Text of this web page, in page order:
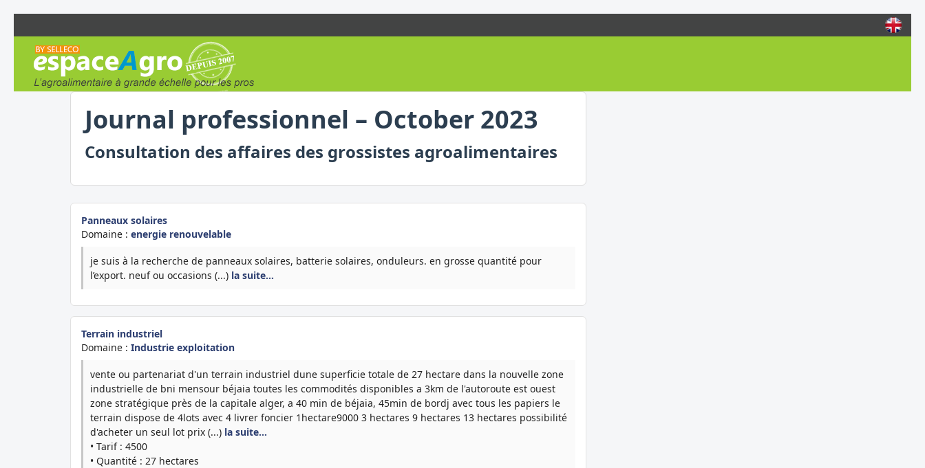
Journal professionnel – October 2023
Consultation des affaires des grossistes agroalimentaires
Panneaux solaires
Domaine : energie renouvelable
je suis à la recherche de panneaux solaires, batterie solaires, onduleurs. en grosse quantité pour
l’export. neuf ou occasions (...) la suite…
Terrain industriel
Domaine : Industrie exploitation
vente ou partenariat d'un terrain industriel dune superficie totale de 27 hectare dans la nouvelle zone
industrielle de bni mensour béjaia toutes les commodités disponibles a 3km de l'autoroute est ouest
zone stratégique près de la capitale alger, a 40 min de béjaia, 45min de bordj avec tous les papiers le
terrain dispose de 4lots avec 4 livrer foncier 1hectare9000 3 hectares 9 hectares 13 hectares possibilité
d'acheter un seul lot prix (...) la suite…
• Tarif : 4500
• Quantité : 27 hectares